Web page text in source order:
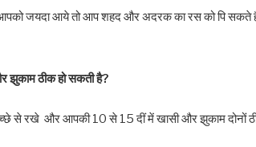
जयदा आये तो आप शहद और अदरक का रस को पि सकते
झुकाम ठीक हो सकती है?
से रखे और आपकी 10 से 15 दीं में खासी और झुकाम दोनों